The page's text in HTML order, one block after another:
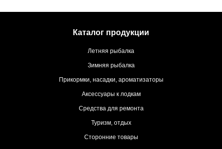
Каталог продукции
Летняя рыбалка
Зимняя рыбалка
Прикормки, насадки, ароматизаторы
Аксессуары к лодкам
Средства для ремонта
Туризм, отдых
Сторонние товары